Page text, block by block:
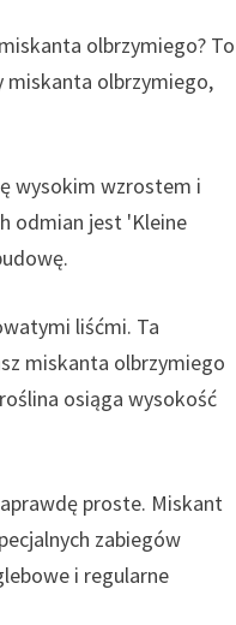
olbrzymiego? To
miskanta olbrzymiego,
wysokim wzrostem i
odmian jest 'Kleine
liśćmi. Ta
miskanta olbrzymiego
osiąga wysokość
proste. Miskant
zabiegów
i regularne